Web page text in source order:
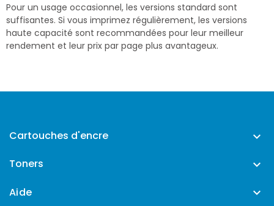
Pour un usage occasionnel, les versions standard sont
suffisantes. Si vous imprimez régulièrement, les versions
haute capacité sont recommandées pour leur meilleur
rendement et leur prix par page plus avantageux.
Cartouches d'encre 
Toners 
Aide 